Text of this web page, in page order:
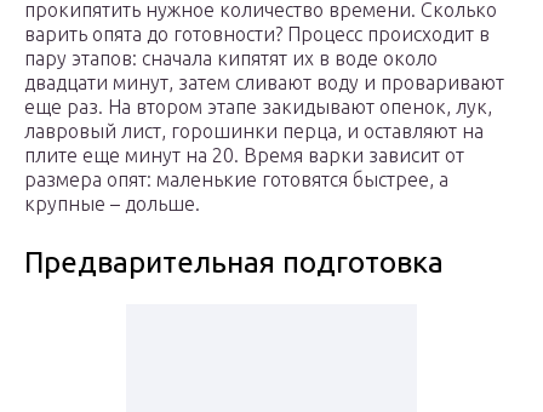
прокипятить нужное количество времени. Сколько
варить опята до готовности? Процесс происходит в
пару этапов: сначала кипятят их в воде около
двадцати минут, затем сливают воду и проваривают
еще раз. На втором этапе закидывают опенок, лук,
лавровый лист, горошинки перца, и оставляют на
плите еще минут на 20. Время варки зависит от
размера опят: маленькие готовятся быстрее, а
крупные – дольше.
Предварительная подготовка